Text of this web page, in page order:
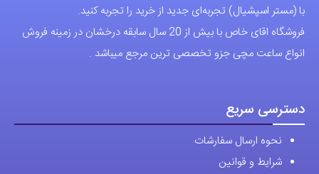
با (مستر اسپشیال) تجربه‌ای جدید از خرید را تجربه کنید.
فروشگاه اقای خاص با بیش از 20 سال سابقه درخشان در زمینه فروش
انواع ساعت مچی جزو تخصصی ترین مرجع میباشد .
دسترسی سریع
نحوه ارسال سفارشات
شرایط و قوانین